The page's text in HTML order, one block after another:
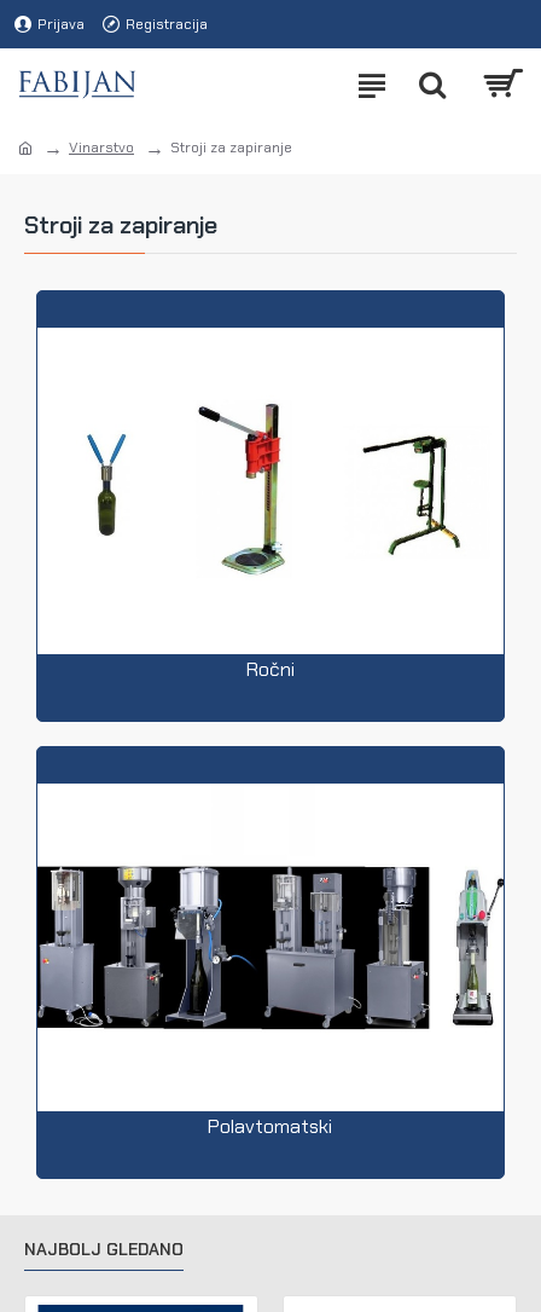
Prijava Registracija
Vinarstvo Stroji za zapiranje
Stroji za zapiranje
Ročni
Polavtomatski
NAJBOLJ GLEDANO